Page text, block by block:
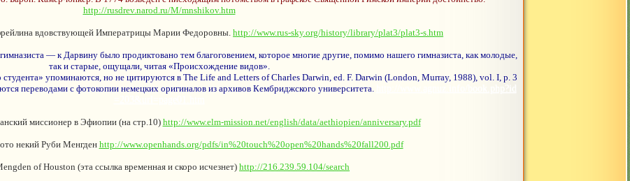
http://rusdrev.narod.ru/M/mnshikov.htm
вдовствующей Императрицы Марии Федоровны. http://www.rus-sky.org/history/library/plat3/plat3-s.htm
— к Дарвину было продиктовано тем благоговением, которое многие другие, помимо нашего гимназиста, как молодые,
так и старые, ощущали, читая «Происхождение видов».
упоминаются, но не цитируются в The Life and Letters of Charles Darwin, ed. F. Darwin (London, Murray, 1988), vol. I, p. 3
переводами с фотокопии немецких оригиналов из архивов Кембриджского университета.
миссионер в Эфиопии (на стр.10) http://www.elm-mission.net/english/data/aethiopien/anniversary.pdf
некий Руби Менгденhttp://www.openhands.org/pdfs/in%20touch%20open%20hands%20fall200.pdf
of Houston (эта ссылка временная и скоро исчезнет) http://216.239.59.104/search